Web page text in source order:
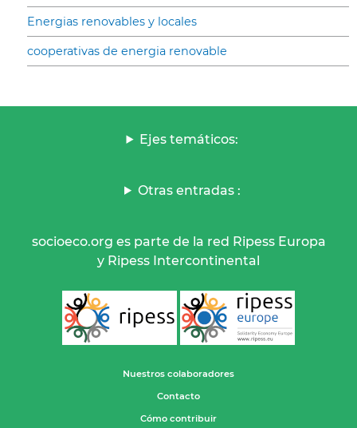
Energias renovables y locales
cooperativas de energia renovable
Ejes temáticos:
Otras entradas :
socioeco.org es parte de la red Ripess Europa
y Ripess Intercontinental
Nuestros colaboradores
Contacto
Cómo contribuir